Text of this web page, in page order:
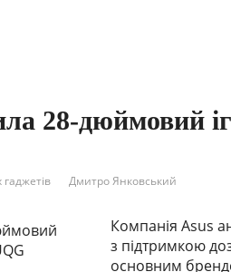
28-дюймовий
Дмитро Янковський
Компанія Asus
з підтримкою
основним